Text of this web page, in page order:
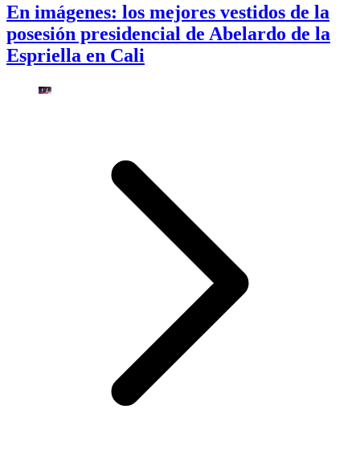
En imágenes: los mejores vestidos de la
posesión presidencial de Abelardo de la
Espriella en Cali